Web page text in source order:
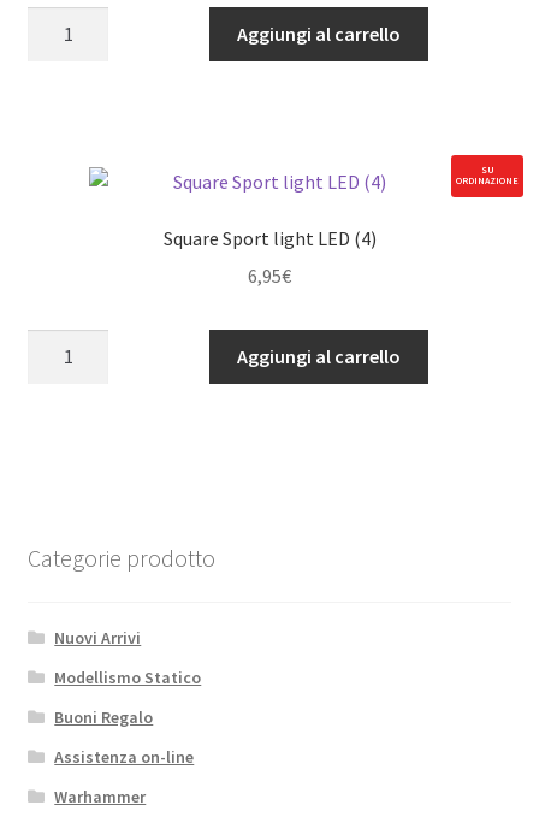
quantità
Aggiungi al carrello
SU
ORDINAZIONE
Square Sport light LED (4)
6,95€
Aggiungi al carrello
Categorie prodotto
Nuovi Arrivi
Modellismo Statico
Buoni Regalo
Assistenza on-line
Warhammer